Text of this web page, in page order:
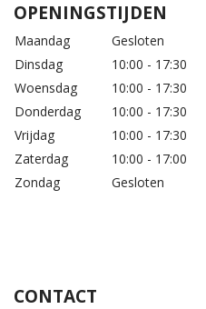
OPENINGSTIJDEN
Maandag
Gesloten
Dinsdag
10:00 - 17:30
Woensdag
10:00 - 17:30
Donderdag
10:00 - 17:30
Vrijdag
10:00 - 17:30
Zaterdag
10:00 - 17:00
Zondag
Gesloten
CONTACT